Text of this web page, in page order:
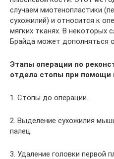
случаем миотенопластики
сухожилий) и относится к
мягких тканях. В некоторых
Брайда может дополняться
Этапы операции по
отдела стопы при помощи
1. Стопы до операции.
2. Выделение сухожилия
палец.
3. Удаление головки первой